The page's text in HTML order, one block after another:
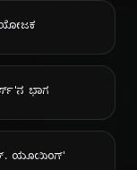
ಭಾಗ
ಯೂಯಿಂಗ್'